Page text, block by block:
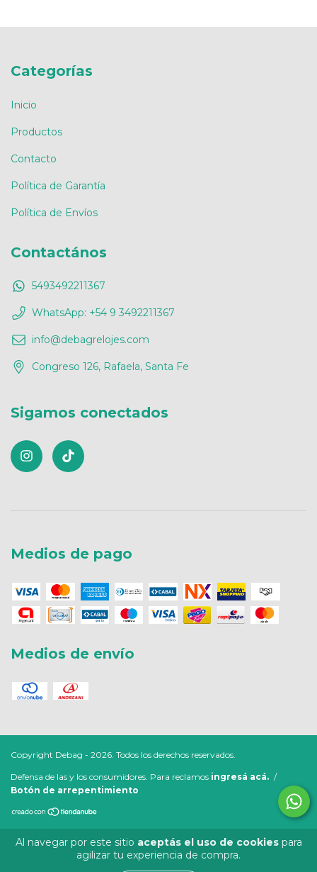
Al navegar por este sitio aceptás el uso de cookiespara
agilizar tu experiencia de compra.
Categorías
Inicio
Productos
Contacto
Política de Garantía
Política de Envíos
Contactános
5493492211367
WhatsApp: +54 9 3492211367
info@debagrelojes.com
Congreso 126, Rafaela, Santa Fe
Sigamos conectados
Medios de pago
Medios de envío
Copyright Debag - 2026. Todos los derechos reservados.
Defensa de las y los consumidores. Para reclamos ingresá acá. /
Botón de arrepentimiento